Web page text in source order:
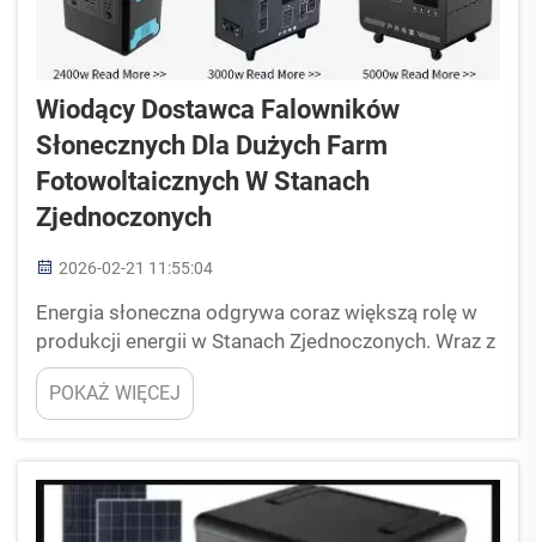
Wiodący Dostawca Falowników
Słonecznych Dla Dużych Farm
Fotowoltaicznych W Stanach
Zjednoczonych
2026-02-21 11:55:04
Energia słoneczna odgrywa coraz większą rolę w
produkcji energii w Stanach Zjednoczonych. Wraz z
powstawaniem licznych farm fotowoltaicznych
kluczowe znaczenie nabiera posiadanie
odpowiednich narzędzi, zapewniających ich
narzędzi jest falownik słoneczny. Przekształca on
prąd stały wygenerowany przez panele słoneczne...
POKAŻ WIĘCEJ